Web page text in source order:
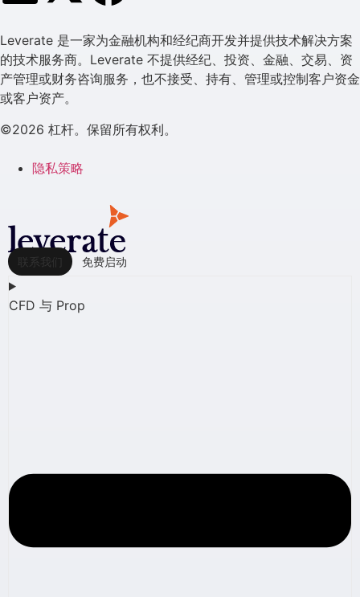
Leverate 是一家为金融机构和经纪商开发并提供技术解决方案
的技术服务商。Leverate 不提供经纪、投资、金融、交易、资
产管理或财务咨询服务，也不接受、持有、管理或控制客户资金
或客户资产。
©2026 杠杆。保留所有权利。
隐私策略
联系我们 免费启动
CFD 与 Prop